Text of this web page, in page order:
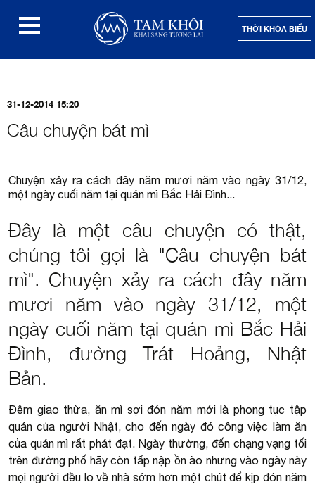
THỜI KHÓA BIỂU
31-12-2014 15:20
Câu chuyện bát mì
Chuyện xảy ra cách đây năm mươi năm vào ngày 31/12,
một ngày cuối năm tại quán mì Bắc Hải Đình...
Đây là một câu chuyện có thật,
chúng tôi gọi là "Câu chuyện bát
mì". Chuyện xảy ra cách đây năm
mươi năm vào ngày 31/12, một
ngày cuối năm tại quán mì Bắc Hải
Đình, đường Trát Hoảng, Nhật
Bản.
Đêm giao thừa, ăn mì sợi đón năm mới là phong tục tập
quán của người Nhật, cho đến ngày đó công việc làm ăn
của quán mì rất phát đạt. Ngày thường, đến chạng vạng tối
trên đường phố hãy còn tấp nập ồn ào nhưng vào ngày này
mọi người đều lo về nhà sớm hơn một chút để kịp đón năm